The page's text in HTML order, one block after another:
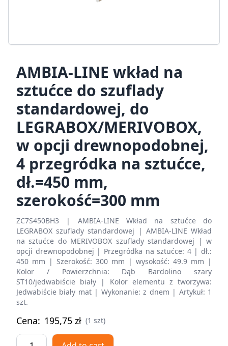
AMBIA-LINE wkład na
sztućce do szuflady
standardowej, do
LEGRABOX/MERIVOBOX,
w opcji drewnopodobnej,
4 przegródka na sztućce,
dł.=450 mm,
szerokość=300 mm
ZC7S450BH3 | AMBIA-LINE Wkład na sztućce do
LEGRABOX szuflady standardowej | AMBIA-LINE Wkład
na sztućce do MERIVOBOX szuflady standardowej | w
opcji drewnopodobnej | Przegródka na sztućce: 4 | dł.:
450 mm | Szerokość: 300 mm | wysokość: 49.9 mm |
Kolor / Powierzchnia: Dąb Bardolino szary
ST10/jedwabiście biały | Kolor elementu z tworzywa:
Jedwabiście biały mat | Wykonanie: z dnem | Artykuł: 1
szt.
Cena: 195,75 zł (1 szt)
AMBIA-